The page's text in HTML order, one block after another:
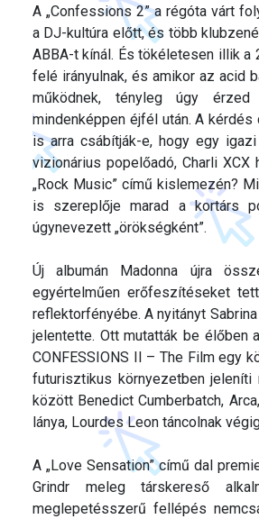
A „Confessions 2” a régóta várt
a DJ-kultúra előtt, és több
ABBA-t kínál. És tökéletesen illik
felé irányulnak, és amikor az acid
működnek, tényleg úgy
mindenképpen éjfél után. A
is arra csábítják-e, hogy egy
vizionárius popelőadó, Charli
„Rock Music” című kislemezén?
is szereplője marad a kortárs
úgynevezett „örökségként”.
Új albumán Madonna újra
egyértelműen erőfeszítéseket
reflektorfényébe. A nyitányt
jelentette. Ott mutatták be élőben
CONFESSIONS II – The Film egy
futurisztikus környezetben
között Benedict Cumberbatch,
lánya, Lourdes Leon táncolnak
A „Love Sensation” című dal
Grindr meleg társkereső
meglepetésszerű fellépés